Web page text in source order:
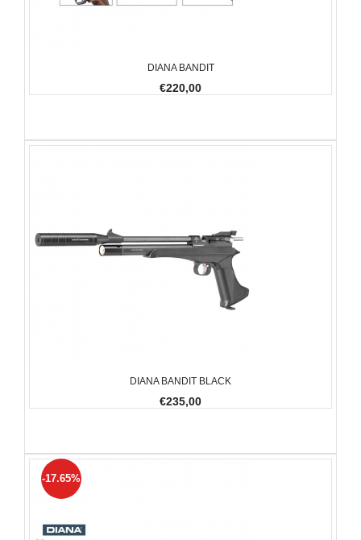
DIANA BANDIT
€220,00
DIANA BANDIT BLACK
€235,00
-17.65%